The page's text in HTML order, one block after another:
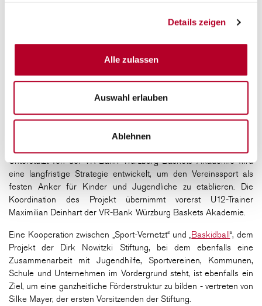
Details zeigen
Alle zulassen
Auswahl erlauben
Ablehnen
begeistert, sondern auch langfristig an Vereine herangeführt
finden.
nicht nur für die Förderung des Nachwuchsleistungssports,
sondern auch für eine flächendeckende Bewegungsförderung.
Baskets, ist eine der treibenden Kräfte hinter dem Projekt und
skizzierte die Vision für Würzburg. Ziel ist es, den Sport als
Unterstützt von der VR-Bank Würzburg Baskets Akademie wird
eine langfristige Strategie entwickelt, um den Vereinssport als
festen Anker für Kinder und Jugendliche zu etablieren. Die
Koordination des Projekt übernimmt vorerst U12-Trainer
Maximilian Deinhart der VR-Bank Würzburg Baskets Akademie.
Eine Kooperation zwischen „Sport-Vernetzt“ und „Baskidball“, dem
Projekt der Dirk Nowitzki Stiftung, bei dem ebenfalls eine
Zusammenarbeit mit Jugendhilfe, Sportvereinen, Kommunen,
Schule und Unternehmen im Vordergrund steht, ist ebenfalls ein
Ziel, um eine ganzheitliche Förderstruktur zu bilden - vertreten von
Silke Mayer, der ersten Vorsitzenden der Stiftung.